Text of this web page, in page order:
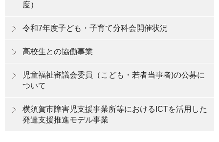
度）
令和7年度子ども・子育て分科会開催状況
高校生との協働事業
児童福祉審議会委員（こども・若者当事者)の公募に
ついて
横須賀市障害児支援事業所等におけるICTを活用した
発達支援推進モデル事業